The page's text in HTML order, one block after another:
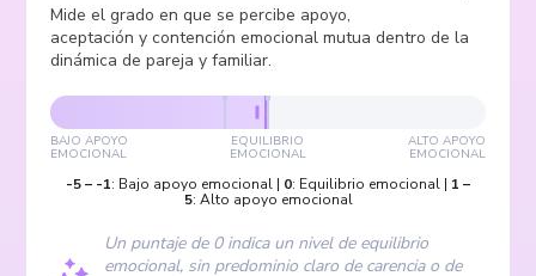
Mide el grado en que se percibe apoyo,
aceptación y contención emocional mutua dentro de la
dinámica de pareja y familiar.
BAJO APOYO
EMOCIONAL
EQUILIBRIO
EMOCIONAL
ALTO APOYO
EMOCIONAL
-5– -1: Bajo apoyo emocional | 0: Equilibrio emocional | 1 –
5: Alto apoyo emocional
Un puntaje de 0 indica un nivel de equilibrio
emocional, sin predominio claro de carencia o de